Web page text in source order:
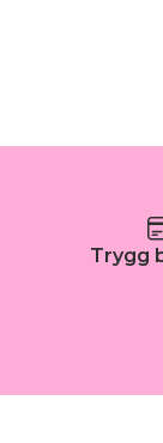
Trygg